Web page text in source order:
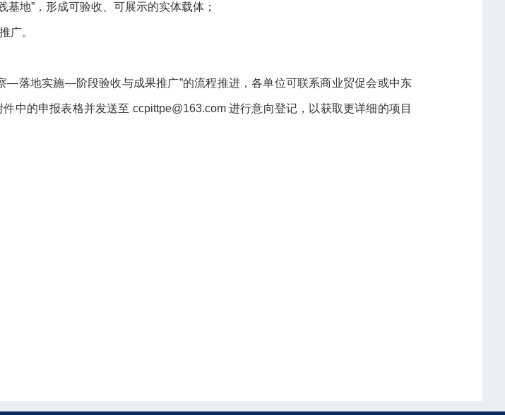
基地”，形成可验收、可展示的实体载体；
广。
落地实施—阶段验收与成果推广”的流程推进，各单位可联系商业贸促会或中东
中的申报表格并发送至 ccpittpe@163.com 进行意向登记，以获取更详细的项目